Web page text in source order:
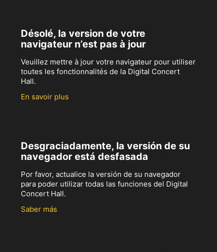
Désolé, la version de votre
navigateur n’est pas à jour
Veuillez mettre à jour votre navigateur pour utiliser
toutes les fonctionnalités de la Digital Concert
Hall.
En savoir plus
Desgraciadamente, la versión de su
navegador está desfasada
Por favor, actualice la versión de su navegador
para poder utilizar todas las funciones del Digital
Concert Hall.
Saber más